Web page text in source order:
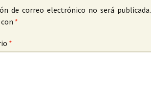
de correo electrónico no será publicada.
*
*